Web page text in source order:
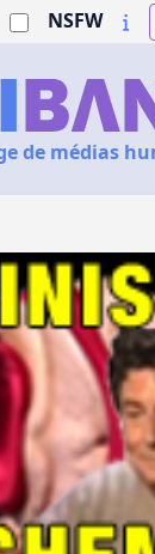
NSFW
de médias